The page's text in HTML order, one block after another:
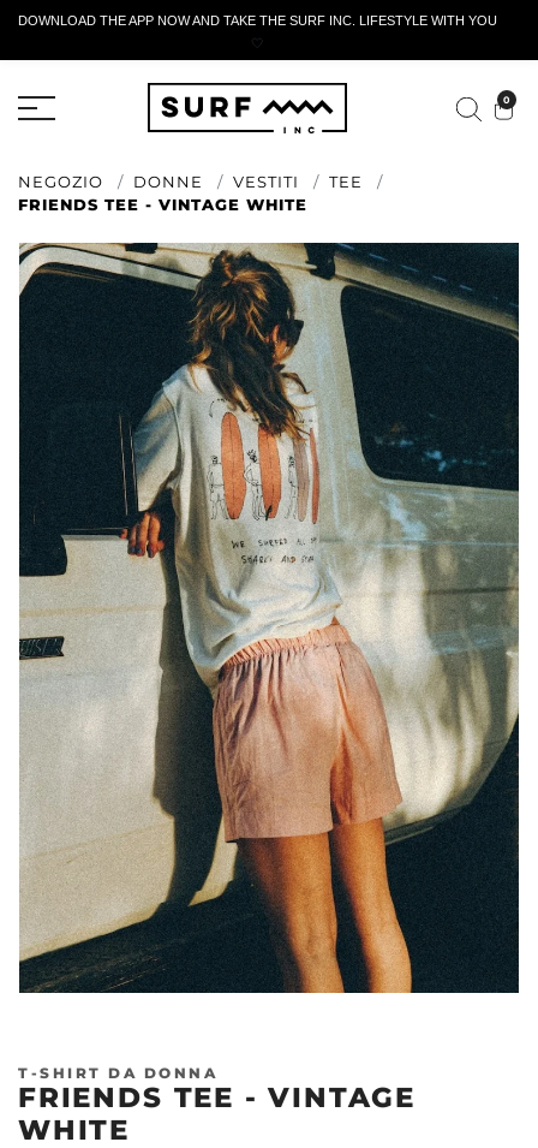
DOWNLOAD THE APP NOW AND TAKE THE SURF INC. LIFESTYLE WITH YOU
🤍
0
NEGOZIO DONNE VESTITI
TEE
FRIENDS TEE - VINTAGE WHITE
T-SHIRT DA DONNA
FRIENDS TEE - VINTAGE
WHITE
MODULO DI RESTITUZIONE ATTIVO